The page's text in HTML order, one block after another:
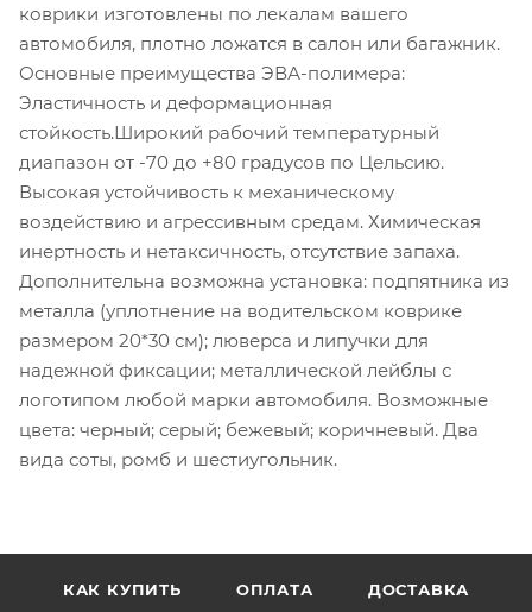
коврики изготовлены по лекалам вашего
автомобиля, плотно ложатся в салон или багажник.
Основные преимущества ЭВА-полимера:
Эластичность и деформационная
стойкость.Широкий рабочий температурный
диапазон от -70 до +80 градусов по Цельсию.
Высокая устойчивость к механическому
воздействию и агрессивным средам. Химическая
инертность и нетаксичность, отсутствие запаха.
Дополнительна возможна установка: подпятника из
металла (уплотнение на водительском коврике
размером 20*30 см); люверса и липучки для
надежной фиксации; металлической лейблы с
логотипом любой марки автомобиля. Возможные
цвета: черный; серый; бежевый; коричневый. Два
вида соты, ромб и шестиугольник.
КАК КУПИТЬ ОПЛАТА ДОСТАВКА